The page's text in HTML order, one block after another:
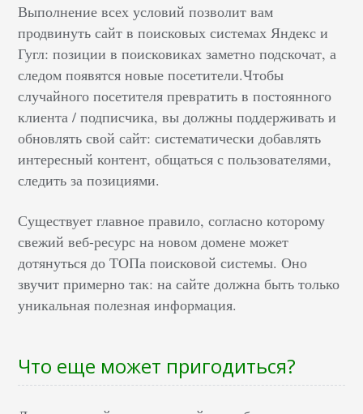
Выполнение всех условий позволит вам
продвинуть сайт в поисковых системах Яндекс и
Гугл: позиции в поисковиках заметно подскочат, а
следом появятся новые посетители.Чтобы
случайного посетителя превратить в постоянного
клиента / подписчика, вы должны поддерживать и
обновлять свой сайт: систематически добавлять
интересный контент, общаться с пользователями,
следить за позициями.
Существует главное правило, согласно которому
свежий веб-ресурс на новом домене может
дотянуться до ТОПа поисковой системы. Оно
звучит примерно так: на сайте должна быть только
уникальная полезная информация.
Что еще может пригодиться?